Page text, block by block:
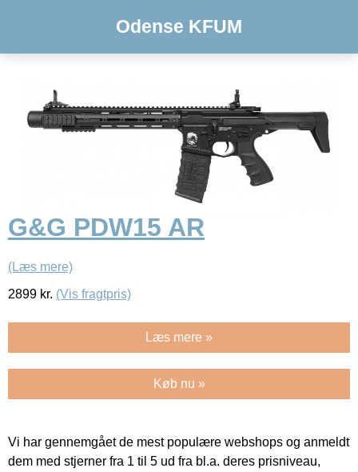
Odense KFUM
G&G PDW15 AR
(Læs mere)
2899 kr. (Vis fragtpris)
Læs mere »
Køb nu »
Vi har gennemgået de mest populære webshops og anmeldt
dem med stjerner fra 1 til 5 ud fra bl.a. deres prisniveau,